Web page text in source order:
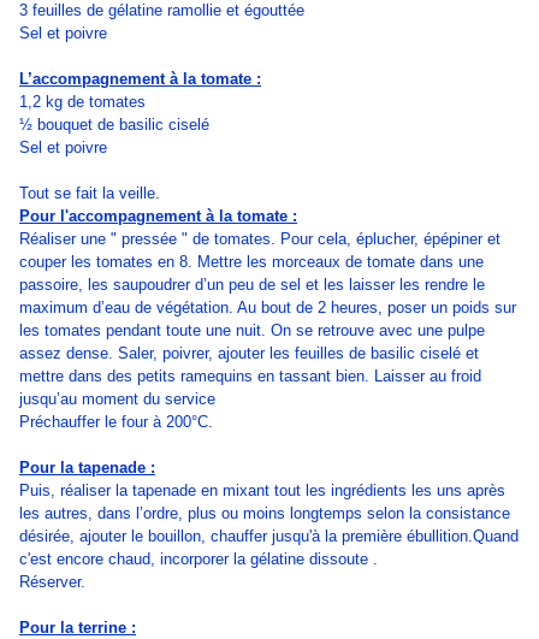
3 feuilles de gélatine ramollie et égouttée
Sel et poivre
L’accompagnement à la tomate :
1,2 kg de tomates
½ bouquet de basilic ciselé
Sel et poivre
Tout se fait la veille.
Pour l'accompagnement à la tomate :
Réaliser une " pressée " de tomates. Pour cela, éplucher, épépiner et
couper les tomates en 8. Mettre les morceaux de tomate dans une
passoire, les saupoudrer d’un peu de sel et les laisser les rendre le
maximum d’eau de végétation. Au bout de 2 heures, poser un poids sur
les tomates pendant toute une nuit. On se retrouve avec une pulpe
assez dense. Saler, poivrer, ajouter les feuilles de basilic ciselé et
mettre dans des petits ramequins en tassant bien. Laisser au froid
jusqu’au moment du service
Préchauffer le four à 200°C.
Pour la tapenade :
Puis, réaliser la tapenade en mixant tout les ingrédients les uns après
les autres, dans l’ordre, plus ou moins longtemps selon la consistance
désirée, ajouter le bouillon, chauffer jusqu'à la première ébullition.Quand
c'est encore chaud, incorporer la gélatine dissoute .
Réserver.
Pour la terrine :